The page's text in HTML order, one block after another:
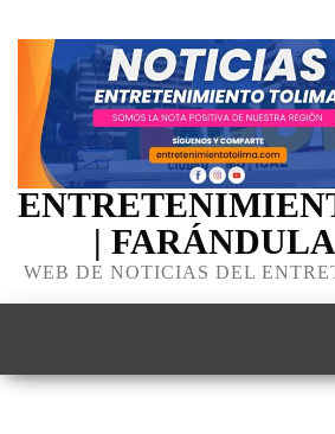
|
WEB DE NOTICIAS DEL